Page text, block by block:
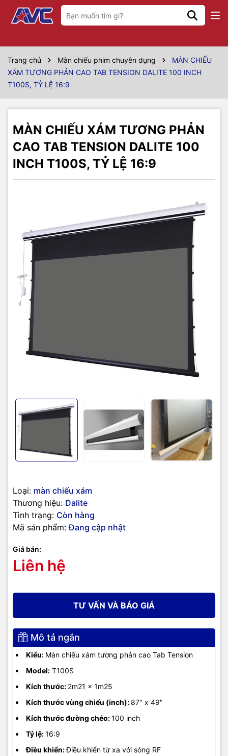
Trang chủ Màn chiếu phim chuyên dụng
MÀN CHIẾU
XÁM TƯƠNG PHẢN CAO TAB TENSION DALITE 100 INCH
T100S, TỶ LỆ 16:9
MÀN CHIẾU XÁM TƯƠNG PHẢN
CAO TAB TENSION DALITE 100
INCH T100S, TỶ LỆ 16:9
Loại: màn chiếu xám
Thương hiệu: Dalite
Tình trạng: Còn hàng
Mã sản phẩm: Đang cập nhật
Giá bán:
Liên hệ
TƯ VẤN VÀ BÁO GIÁ
Mô tả ngắn
Kiểu: Màn chiếu xám tương phản cao Tab Tension
Model: T100S
Kích thước: 2m21 x 1m25
Kích thước vùng chiếu (inch):87" x 49"
Kích thước đường chéo:100 inch
Tỷ lệ:16:9
Điều khiển:Điều khiển từ xa với sóng RF
Thông số kỹ thuật
Model T100S
Hãng sản xuất Dalite
Đường chéo tương
đương
100 inch
Màn chiếu phim Tab Tension
Fiberglass White
Độ dày vải màn
Gain
Góc nhìn
Loại điều khiển
Điều khiển Wireless, Trigger 12V,
Động cơ motor thiết kế kiểu turbo
trục, tuổi thọ đến 10 năm, giúp
giảm tiếng ồn một cách tuyệt đối
Bảo hành